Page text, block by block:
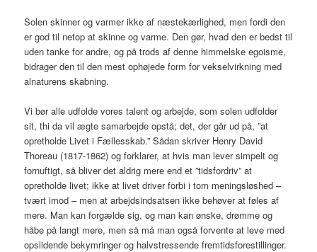
Solen skinner og varmer ikke af næstekærlighed, men fordi den
er god til netop at skinne og varme. Den gør, hvad den er bedst til
uden tanke for andre, og på trods af denne himmelske egoisme,
bidrager den til den mest ophøjede form for vekselvirkning med
alnaturens skabning.
Vi bør alle udfolde vores talent og arbejde, som solen udfolder
sit, thi da vil ægte samarbejde opstå; det, der går ud på, ”at
opretholde Livet i Fællesskab.” Sådan skriver Henry David
Thoreau (1817-1862) og forklarer, at hvis man lever simpelt og
fornuftigt, så bliver det aldrig mere end et ”tidsfordriv” at
opretholde livet; ikke at livet driver forbi i tom meningsløshed –
tvært imod – men at arbejdsindsatsen ikke behøver at føles af
mere. Man kan forgælde sig, og man kan ønske, drømme og
håbe på langt mere, men så må man også forvente at leve med
opslidende bekymringer og halvstressende fremtidsforestillinger.